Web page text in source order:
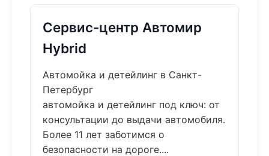
Сервис-центр Автомир
Hybrid
Автомойка и детейлинг в Санкт-
Петербург
автомойка и детейлинг под ключ: от
консультации до выдачи автомобиля.
Более 11 лет заботимся о
безопасности на дороге....